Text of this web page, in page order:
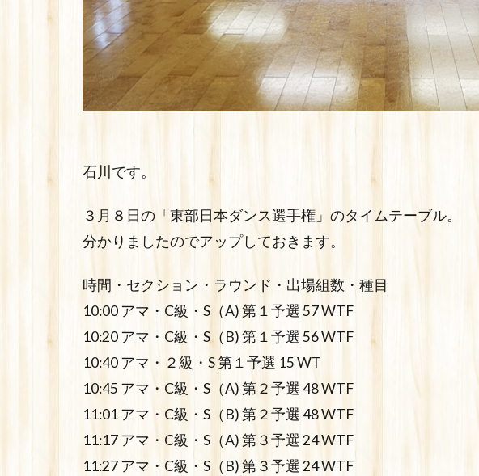
石川です。
３月８日の「東部日本ダンス選手権」のタイムテーブル。
分かりましたのでアップしておきます。
時間・セクション・ラウンド・出場組数・種目
10:00 アマ・C級・S（A) 第１予選 57 WTF
10:20 アマ・C級・S（B) 第１予選 56 WTF
10:40 アマ・２級・S 第１予選 15 WT
10:45 アマ・C級・S（A) 第２予選 48 WTF
11:01 アマ・C級・S（B) 第２予選 48 WTF
11:17 アマ・C級・S（A) 第３予選 24 WTF
11:27 アマ・C級・S（B) 第３予選 24 WTF